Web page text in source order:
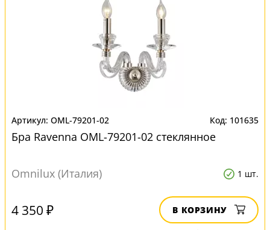
OML-79201-02 101635
Бра Ravenna OML-79201-02 стеклянное
Omnilux (Италия) 1 шт.
4 350 ₽ В КОРЗИНУ